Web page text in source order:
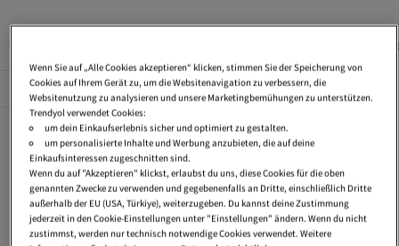
Flache High
Beliebte Seiten Alles Sehen
Elegante Flache SchuheFlache Ballerinas
Flache High Heels
Schuhe Leder
Filzhausschuhe
Schlupf Schuhe
Lackleder Schuhe
Schuhe Elegant
Flache Sandaletten
Fell Schuhe
Wenn Sie auf „Alle Cookies akzeptieren“ klicken, stimmen Sie der Speicherung von
Cookies auf Ihrem Gerät zu, um die Websitenavigation zu verbessern, die
Websitenutzung zu analysieren und unsere Marketingbemühungen zu unterstützen.
Trendyol verwendet Cookies:
um dein Einkaufserlebnis sicher und optimiert zu gestalten.
um personalisierte Inhalte und Werbung anzubieten, die auf deine
Einkaufsinteressen zugeschnitten sind.
Wenn du auf "Akzeptieren" klickst, erlaubst du uns, diese Cookies für die oben
genannten Zwecke zu verwenden und gegebenenfalls an Dritte, einschließlich Dritte
außerhalb der EU (USA, Türkiye), weiterzugeben. Du kannst deine Zustimmung
jederzeit in den Cookie-Einstellungen unter "Einstellungen" ändern. Wenn du nicht
zustimmst, werden nur technisch notwendige Cookies verwendet. Weitere